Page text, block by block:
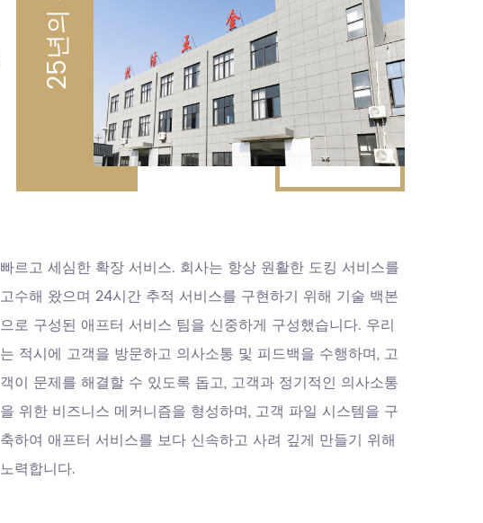
빠르고 세심한 확장 서비스. 회사는 항상 원활한 도킹 서비스를
고수해 왔으며 24시간 추적 서비스를 구현하기 위해 기술 백본
으로 구성된 애프터 서비스 팀을 신중하게 구성했습니다. 우리
는 적시에 고객을 방문하고 의사소통 및 피드백을 수행하며, 고
객이 문제를 해결할 수 있도록 돕고, 고객과 정기적인 의사소통
을 위한 비즈니스 메커니즘을 형성하며, 고객 파일 시스템을 구
축하여 애프터 서비스를 보다 신속하고 사려 깊게 만들기 위해
노력합니다.